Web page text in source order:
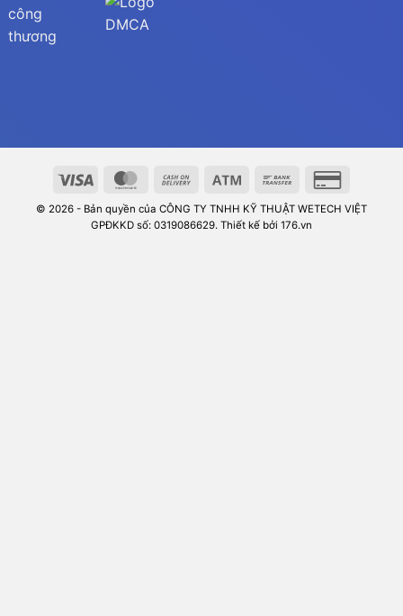
© 2026 - Bản quyền của CÔNG TY TNHH KỸ THUẬT WETECH VIỆT
GPĐKKD số: 0319086629. Thiết kế bởi 176.vn